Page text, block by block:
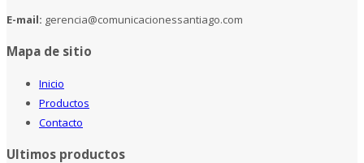
E-mail: gerencia@comunicacionessantiago.com
Mapa de sitio
Inicio
Productos
Contacto
Ultimos productos